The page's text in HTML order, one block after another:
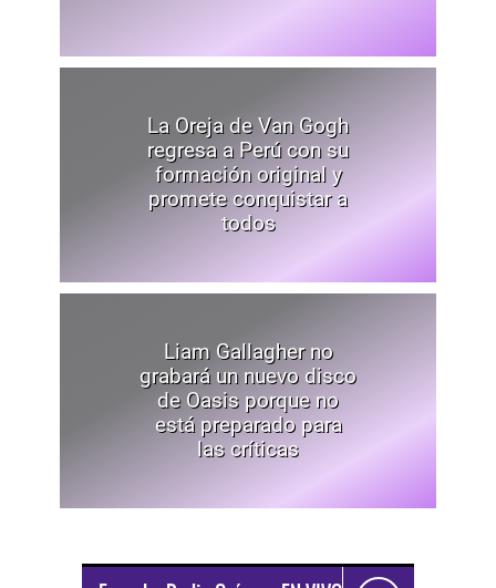
La Oreja de Van Gogh
regresa a Perú con su
formación original y
promete conquistar a
todos
Liam Gallagher no
grabará un nuevo disco
de Oasis porque no
está preparado para
las críticas